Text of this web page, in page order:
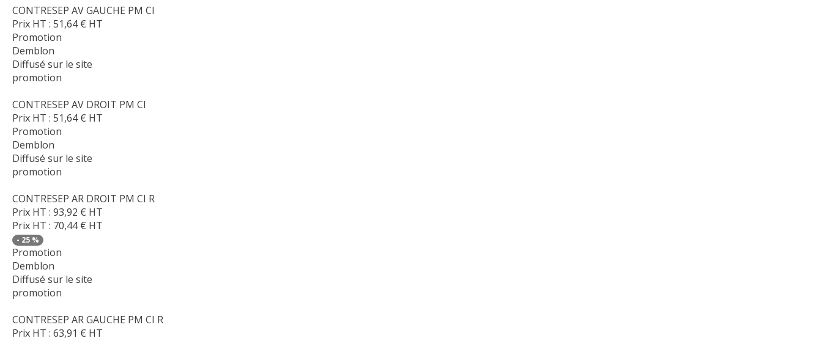
CONTRESEP AV GAUCHE PM CI
Prix HT : 51,64€ HT
Promotion
Demblon
Diffusé sur le site
promotion
CONTRESEP AV DROIT PM CI
Prix HT : 51,64€ HT
Promotion
Demblon
Diffusé sur le site
promotion
CONTRESEP AR DROIT PM CI R
Prix HT : 93,92 € HT
Prix HT : 70,44€ HT
- 25 %
Promotion
Demblon
Diffusé sur le site
promotion
CONTRESEP AR GAUCHE PM CI R
Prix HT : 63,91 € HT